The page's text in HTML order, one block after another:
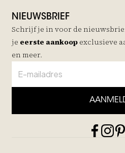
NIEUWSBRIEF
Schrijf je in voor de
je eerste aankoop exclusieve
en meer.